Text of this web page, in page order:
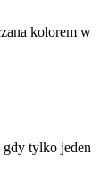
kolorem w
tylko jeden